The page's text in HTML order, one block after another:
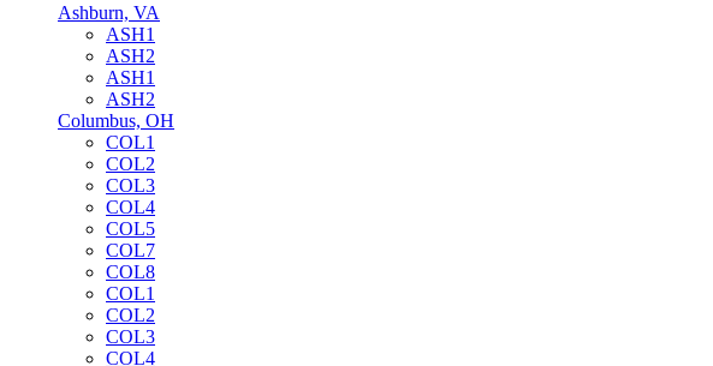
Ashburn, VA
ASH1
ASH2
ASH1
ASH2
Columbus, OH
COL1
COL2
COL3
COL4
COL5
COL7
COL8
COL1
COL2
COL3
COL4